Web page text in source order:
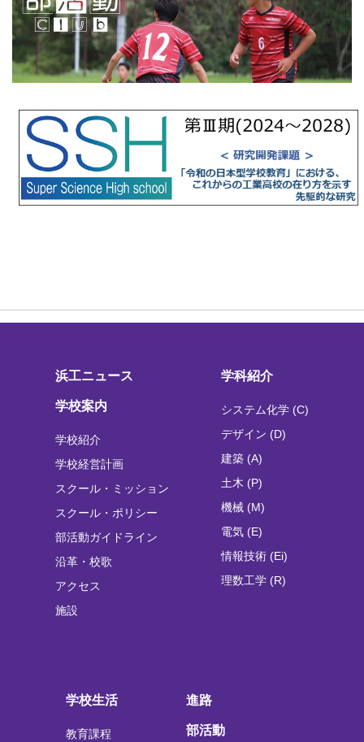
浜工ニュース
学校案内
学校紹介
学校経営計画
スクール・ミッション
スクール・ポリシー
部活動ガイドライン
沿革・校歌
アクセス
施設
学科紹介
システム化学 (C)
デザイン (D)
建築 (A)
土木 (P)
機械 (M)
電気 (E)
情報技術 (Ei)
理数工学 (R)
学校生活
教育課程
進路
部活動